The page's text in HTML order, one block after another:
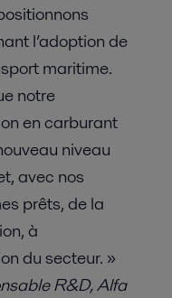
l’adoption de
maritime.
notre
en carburant
niveau
avec nos
prêts, de la
à
du secteur. »
R&D, Alfa